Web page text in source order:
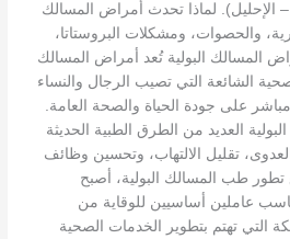
– الإحليل). لماذا تحدث أمراض المسالك
والحصوات، ومشكلات البروستاتا،
المسالك البولية تُعد أمراض المسالك
الشائعة التي تصيب الرجال والنساء
على جودة الحياة والصحة العامة.
العديد من الطرق الطبية الحديثة
تقليل الالتهاب، وتحسين وظائف
تطور طب المسالك البولية، أصبح
عاملين أساسيين للوقاية من
التي تهتم بتطوير الخدمات الصحية